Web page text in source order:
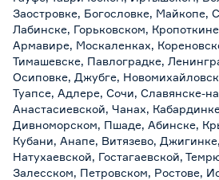
Заостровке, Богословке, Майкопе,
Лабинске, Горьковском,
Армавире, Москаленках,
Тимашевске, Павлоградке,
Осиповке, Джубге,
Туапсе, Адлере, Сочи, Славянске-
Анастасиевской, Чанах,
Дивноморском, Пшаде, Абинске,
Кубани, Анапе, Витязево,
Натухаевской, Гостагаевской,
Залесском, Петровском, Ростове,